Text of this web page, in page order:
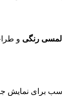
رنگی و